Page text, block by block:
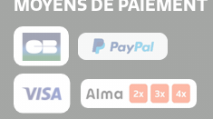
MOYENS DE PAIEMENT